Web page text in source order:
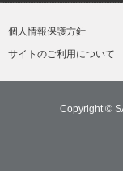
個人情報保護方針
サイトのご利用について
Copyright ©